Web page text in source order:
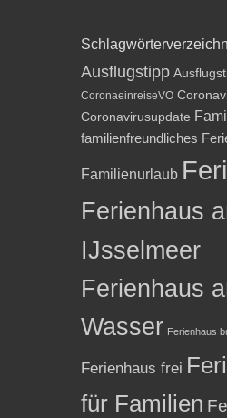
Ausflugstipp
CoronaeinreiseVO
Coronavirusupdate
familienfreundliches
Familienurlaub
Ferienhaus
IJsselmeer
Ferienhaus
Wasser Ferienhaus
Ferienhaus frei
für Familien